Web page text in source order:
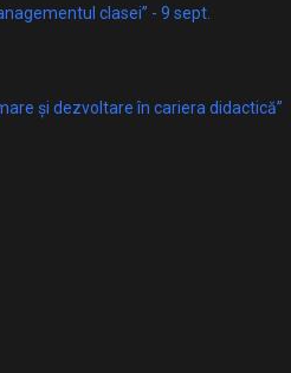
clasei” - 9 sept.
și dezvoltare în cariera didactică”